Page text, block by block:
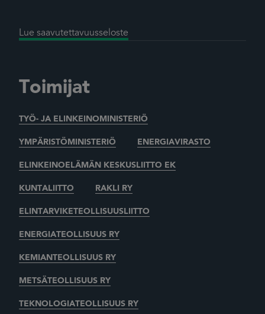
Lue saavutettavuusseloste
Toimijat
TYÖ- JA ELINKEINOMINISTERIÖ
YMPÄRISTÖMINISTERIÖ ENERGIAVIRASTO
ELINKEINOELÄMÄN KESKUSLIITTO EK
KUNTALIITTO RAKLI RY
ELINTARVIKETEOLLISUUSLIITTO
ENERGIATEOLLISUUS RY
KEMIANTEOLLISUUS RY
METSÄTEOLLISUUS RY
TEKNOLOGIATEOLLISUUS RY